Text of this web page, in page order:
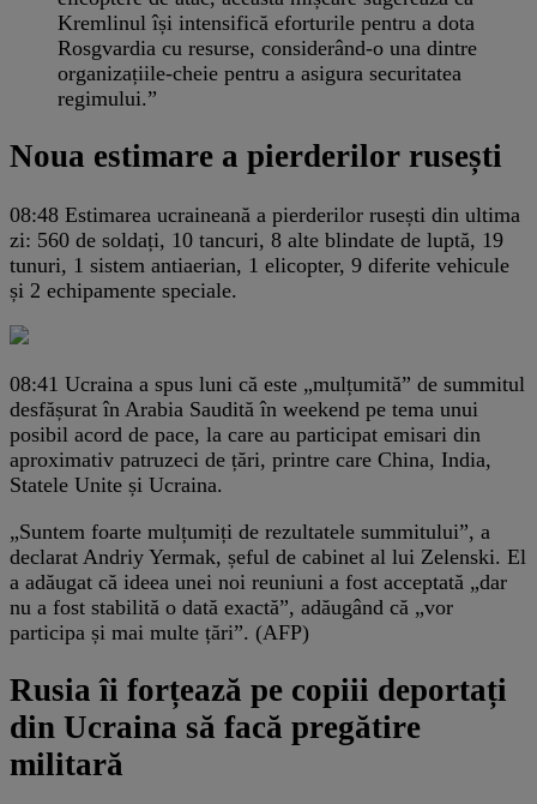
Kremlinul își intensifică eforturile pentru a dota
Rosgvardia cu resurse, considerând-o una dintre
organizațiile-cheie pentru a asigura securitatea
regimului.”
Noua estimare a pierderilor rusești
08:48 Estimarea ucraineană a pierderilor rusești din ultima
zi: 560 de soldați, 10 tancuri, 8 alte blindate de luptă, 19
tunuri, 1 sistem antiaerian, 1 elicopter, 9 diferite vehicule
și 2 echipamente speciale.
08:41 Ucraina a spus luni că este „mulțumită” de summitul
desfășurat în Arabia Saudită în weekend pe tema unui
posibil acord de pace, la care au participat emisari din
aproximativ patruzeci de țări, printre care China, India,
Statele Unite și Ucraina.
„Suntem foarte mulțumiți de rezultatele summitului”, a
declarat Andriy Yermak, șeful de cabinet al lui Zelenski. El
a adăugat că ideea unei noi reuniuni a fost acceptată „dar
nu a fost stabilită o dată exactă”, adăugând că „vor
participa și mai multe țări”. (AFP)
Rusia îi forțează pe copiii deportați
din Ucraina să facă pregătire
militară